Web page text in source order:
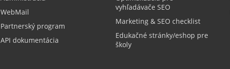
WebMail
Partnerský program
API dokumentácia
vyhľadávače SEO
Marketing & SEO checklist
Edukačné stránky/eshop pre
školy